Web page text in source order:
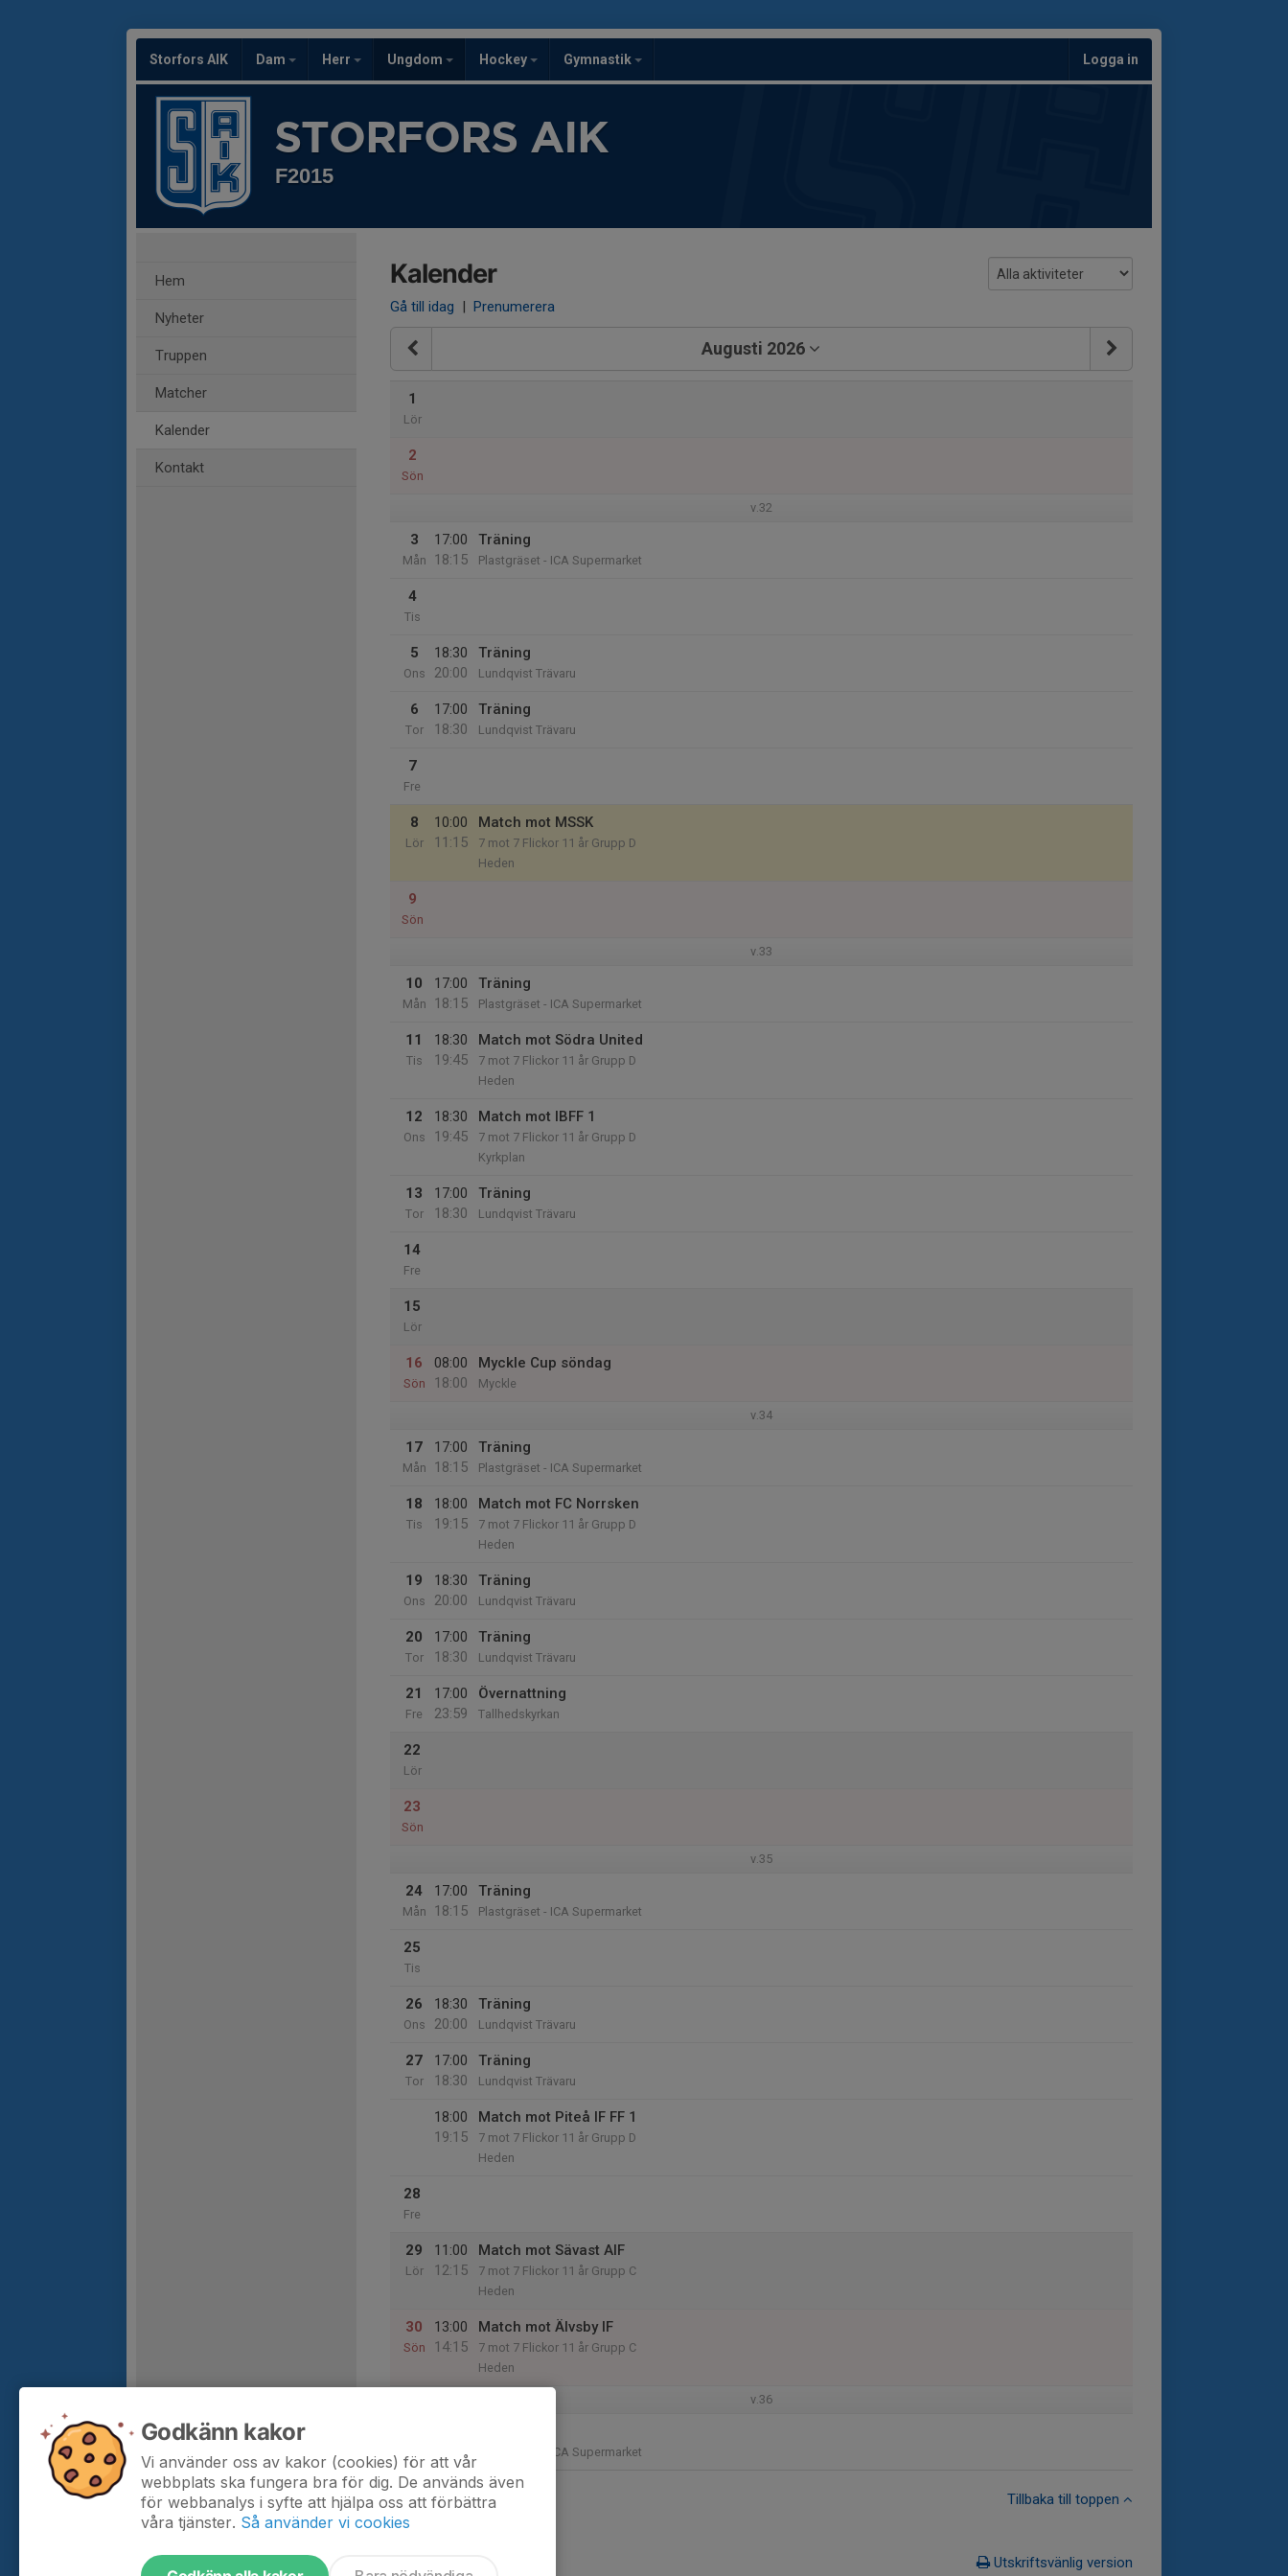
Storfors AIK Dam Herr Ungdom Hockey Gymnastik Logga in
STORFORS AIK
F2015
Hem
Nyheter
Truppen
Matcher
Kalender
Kontakt
Kalender
Gå till idag | Prenumerera
Augusti 2026
1
Lör
2
Sön
v.32
3
Mån
17:00
18:15
Träning
Plastgräset - ICA Supermarket
4
Tis
5
Ons
18:30
20:00
Träning
Lundqvist Trävaru
6
Tor
17:00
18:30
Träning
Lundqvist Trävaru
7
Fre
8
Lör
10:00
11:15
Match mot MSSK
7 mot 7 Flickor 11 år Grupp D
Heden
9
Sön
v.33
10
Mån
17:00
18:15
Träning
Plastgräset - ICA Supermarket
11
Tis
18:30
19:45
Match mot Södra United
7 mot 7 Flickor 11 år Grupp D
Heden
12
Ons
18:30
19:45
Match mot IBFF 1
7 mot 7 Flickor 11 år Grupp D
Kyrkplan
13
Tor
17:00
18:30
Träning
Lundqvist Trävaru
14
Fre
15
Lör
16
Sön
08:00
18:00
Myckle Cup söndag
Myckle
v.34
17
Mån
17:00
18:15
Träning
Plastgräset - ICA Supermarket
18
Tis
18:00
19:15
Match mot FC Norrsken
7 mot 7 Flickor 11 år Grupp D
Heden
19
Ons
18:30
20:00
Träning
Lundqvist Trävaru
20
Tor
17:00
18:30
Träning
Lundqvist Trävaru
21
Fre
17:00
23:59
Övernattning
Tallhedskyrkan
22
Lör
23
Sön
v.35
24
Mån
17:00
18:15
Träning
Plastgräset - ICA Supermarket
25
Tis
26
Ons
18:30
20:00
Träning
Lundqvist Trävaru
27
Tor
17:00
18:30
Träning
Lundqvist Trävaru
18:00
19:15
Match mot Piteå IF FF 1
7 mot 7 Flickor 11 år Grupp D
Heden
28
Fre
29
Lör
11:00
12:15
Match mot Sävast AIF
7 mot 7 Flickor 11 år Grupp C
Heden
30
Sön
13:00
14:15
Match mot Älvsby IF
7 mot 7 Flickor 11 år Grupp C
Heden
v.36
18:15
Plastgräset - ICA Supermarket
Tillbaka till toppen
Utskriftsvänlig version
Godkänn kakor
Vi använder oss av kakor (cookies) för att vår
webbplats ska fungera bra för dig. De används även
för webbanalys i syfte att hjälpa oss att förbättra
våra tjänster. Så använder vi cookies